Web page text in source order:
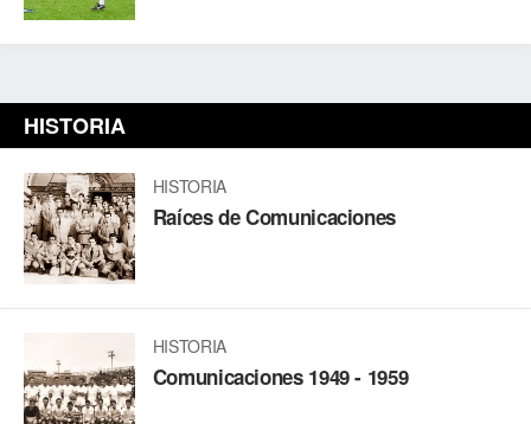
HISTORIA
HISTORIA
Raíces de Comunicaciones
HISTORIA
Comunicaciones 1949 - 1959